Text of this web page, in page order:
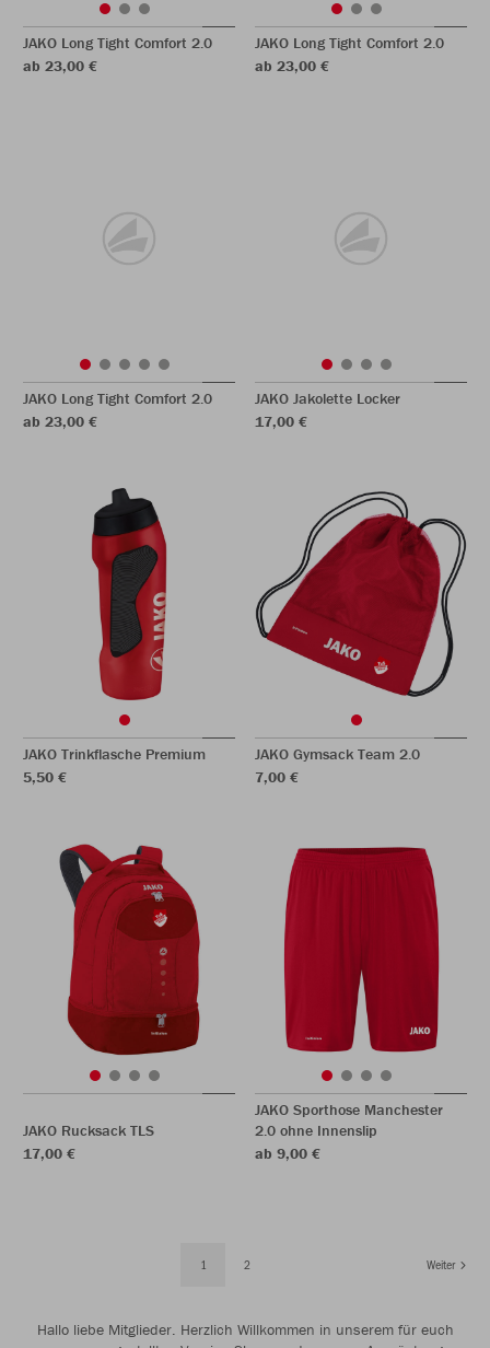
JAKO Long Tight Comfort 2.0
ab 23,00 €
JAKO Long Tight Comfort 2.0
ab 23,00 €
JAKO Long Tight Comfort 2.0
ab 23,00 €
JAKO Jakolette Locker
17,00 €
JAKO Trinkflasche Premium
5,50 €
JAKO Gymsack Team 2.0
7,00 €
JAKO Rucksack TLS
17,00 €
JAKO Sporthose Manchester
2.0 ohne Innenslip
ab 9,00 €
1 2 Weiter
Hallo liebe Mitglieder. Herzlich Willkommen in unserem für euch